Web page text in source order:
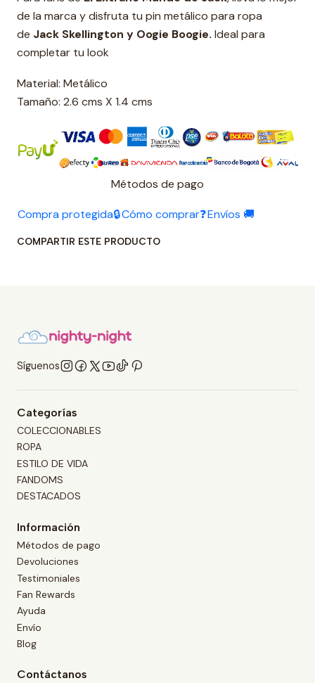
de la marca y disfruta tu pin metálico para ropa
de Jack Skellington y Oogie Boogie. Ideal para
completar tu look
Material: Metálico
Tamaño: 2.6 cms X 1.4 cms
Métodos de pago
Compra protegida🔒Cómo comprar❓Envíos 🚚
COMPARTIR ESTE PRODUCTO
Síguenos
Categorías
COLECCIONABLES
ROPA
ESTILO DE VIDA
FANDOMS
DESTACADOS
Información
Métodos de pago
Devoluciones
Testimoniales
Fan Rewards
Ayuda
Envío
Blog
Contáctanos